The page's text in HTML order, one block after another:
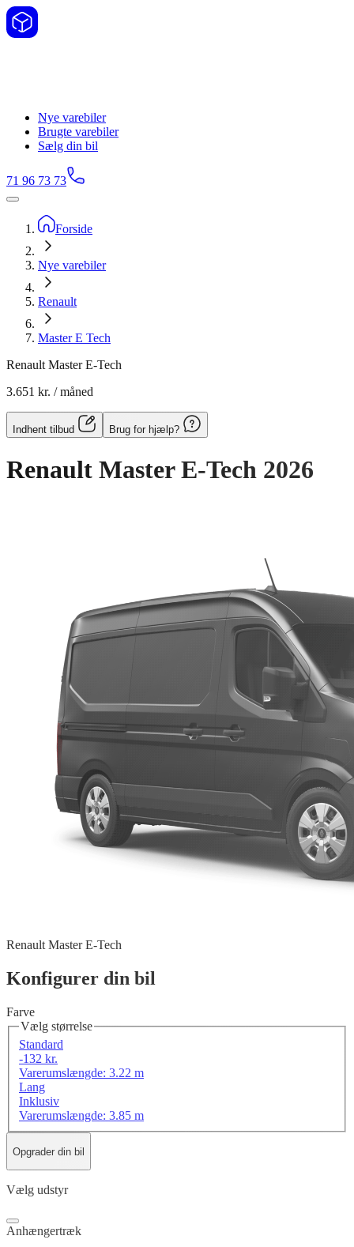
Nye varebiler
Brugte varebiler
Sælg din bil
71 96 73 73
Forside
Nye varebiler
Renault
Master E Tech
Renault Master E-Tech
3.651 kr. / måned
Indhent tilbud Brug for hjælp?
Renault Master E-Tech 2026
Renault Master E-Tech
Konfigurer din bil
Farve
Vælg størrelse
Standard
-132 kr.
Varerumslængde: 3.22 m
Lang
Inklusiv
Varerumslængde: 3.85 m
Opgrader din bil
Vælg udstyr
Anhængertræk